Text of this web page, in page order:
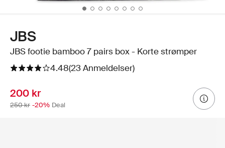
JBS
JBS footie bamboo 7 pairs box - Korte strømper
4.48(23 Anmeldelser)
200 kr
250 kr -20% Deal